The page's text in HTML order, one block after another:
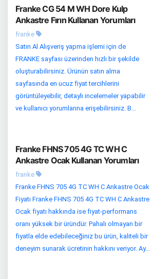
Franke CG 54 M WH Dore Kulp
Ankastre Fırın Kullanan Yorumları
franke
Satın Al Alışveriş yapma işlemi için de
FRANKE sayfası üzerinden hızlı bir şekilde
oluşturabilirsiniz. Ürünün satın alma
sayfasında en ucuz fiyat tercihlerini
görüntüleyebilir, detaylı incelemeler yapabilir
ve kullanıcı yorumlarına erişebilirsiniz. B...
Franke FHNS 705 4G TC WH C
Ankastre Ocak Kullanan Yorumları
franke
Franke FHNS 705 4G TC WH C Ankastre Ocak
Fiyatı Franke FHNS 705 4G TC WH C Ankastre
Ocak fiyatı hakkında ise fiyat-performans
oranı yüksek bir üründür. Pahalı olmayan bir
fiyatla elde edebileceğiniz bu ürün, kaliteli bir
deneyim sunarak ücretinin hakkını veriyor. Ay...